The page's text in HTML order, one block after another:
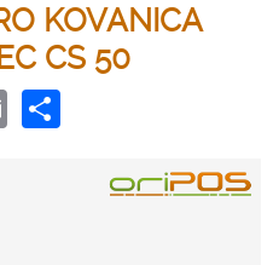
KOVANICA
CS 50
Email